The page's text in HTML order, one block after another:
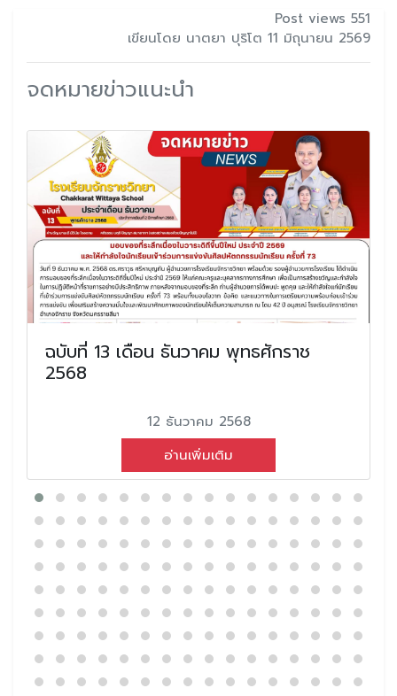
Post views 551
เขียนโดย นาตยา ปุริโต 11 มิถุนายน 2569
จดหมายข่าวแนะนำ
ฉบับที่ 13 เดือน ธันวาคม พุทธศักราช
2568
12 ธันวาคม 2568
อ่านเพิ่มเติม